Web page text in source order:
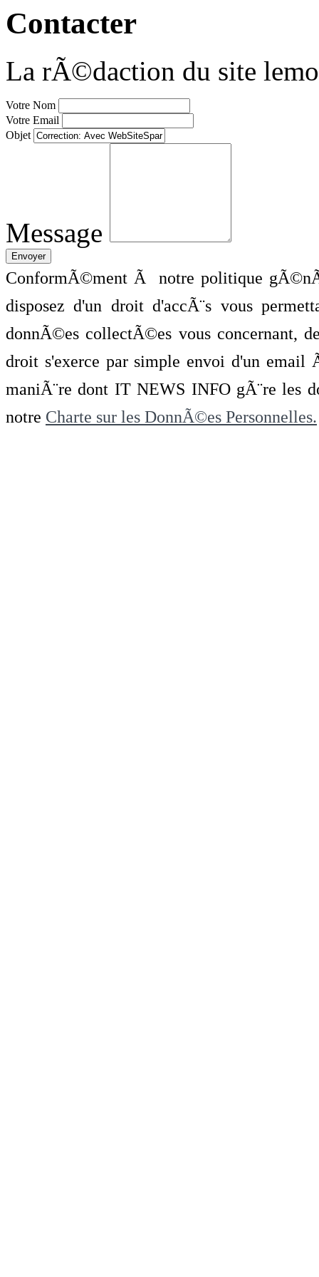
Contacter
La rÃ©daction du site
Votre Nom
Votre Email
Objet
Message
ConformÃ©ment Ã notre politique
disposez d'un droit d'accÃ¨s vous
donnÃ©es collectÃ©es vous concernant,
droit s'exerce par simple envoi d'un
maniÃ¨re dont IT NEWS INFO gÃ¨re les
notre Charte sur les DonnÃ©es Personnelles.